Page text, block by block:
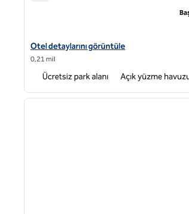
Juniper Hotel Cupertino, Curio Collection
Otel detaylarını görüntüle
0,21 mil
Ücretsiz park alanı Açık yüzme
1 / 12